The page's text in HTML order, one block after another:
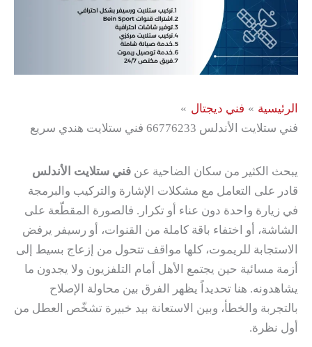
الرئيسية
فني ديجتال
فني ستلايت الأندلس 66776233 فني ستلايت هندي سريع
يبحث الكثير من سكان الضاحية عن فني ستلايت الأندلس
قادر على التعامل مع مشكلات الإشارة والتركيب والبرمجة
في زيارة واحدة دون عناء أو تكرار. فالصورة المقطّعة على
الشاشة، أو اختفاء باقة كاملة من القنوات، أو رسيفر يرفض
الاستجابة للريموت، كلها مواقف تتحول من إزعاج بسيط إلى
أزمة مسائية حين يجتمع الأهل أمام التلفزيون ولا يجدون ما
يشاهدونه. هنا تحديداً يظهر الفرق بين محاولة الإصلاح
بالتجربة والخطأ، وبين الاستعانة بيد خبيرة تشخّص العطل من
أول نظرة.